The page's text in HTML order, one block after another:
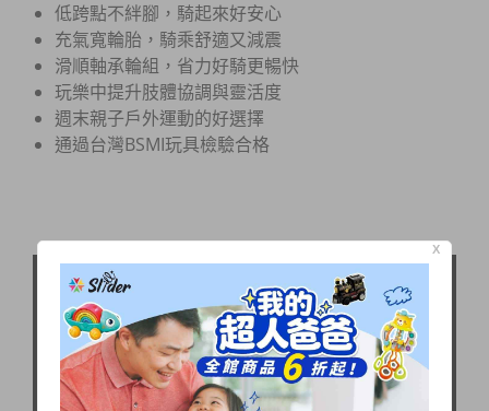
低跨點不絆腳，騎起來好安心
充氣寬輪胎，騎乘舒適又減震
滑順軸承輪組，省力好騎更暢快
玩樂中提升肢體協調與靈活度
週末親子戶外運動的好選擇
通過台灣BSMI玩具檢驗合格
X